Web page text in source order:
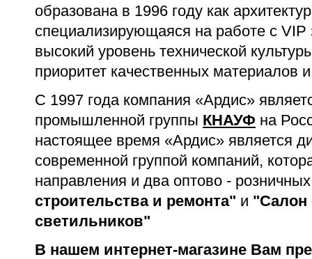
образована в 1996 году как
специализирующаяся на работе с VIP
высокий уровень технической
приоритет качественных материалов
С 1997 года компания «Ардис»
промышленной группы КНАУФ на
настоящее время «Ардис» является
современной группой компаний,
направления и два оптово -
строительства и ремонта" и "Салон
светильников"
В нашем интернет-магазине Вам